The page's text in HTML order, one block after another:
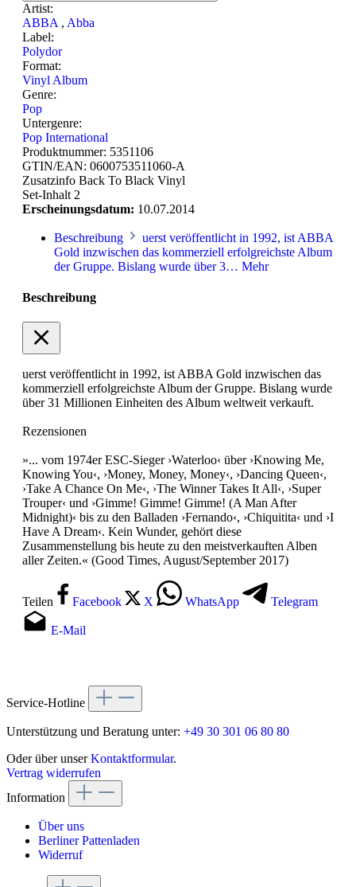
Artist:
ABBA , Abba
Label:
Polydor
Format:
Vinyl Album
Genre:
Pop
Untergenre:
Pop International
Produktnummer: 5351106
GTIN/EAN: 0600753511060-A
Zusatzinfo Back To Black Vinyl
Set-Inhalt 2
Erscheinungsdatum: 10.07.2014
Beschreibung
uerst veröffentlicht in 1992, ist ABBA
Gold inzwischen das kommerziell erfolgreichste Album
der Gruppe. Bislang wurde über 3… Mehr
Beschreibung
uerst veröffentlicht in 1992, ist ABBA Gold inzwischen das
kommerziell erfolgreichste Album der Gruppe. Bislang wurde
über 31 Millionen Einheiten des Album weltweit verkauft.
Rezensionen
»... vom 1974er ESC-Sieger ›Waterloo‹ über ›Knowing Me,
Knowing You‹, ›Money, Money, Money‹, ›Dancing Queen‹,
›Take A Chance On Me‹, ›The Winner Takes It All‹, ›Super
Trouper‹ und ›Gimme! Gimme! Gimme! (A Man After
Midnight)‹ bis zu den Balladen ›Fernando‹, ›Chiquitita‹ und ›I
Have A Dream‹. Kein Wunder, gehört diese
Zusammenstellung bis heute zu den meistverkauften Alben
aller Zeiten.« (Good Times, August/September 2017)
Teilen Facebook X WhatsApp Telegram
E-Mail
Service-Hotline
Unterstützung und Beratung unter: +49 30 301 06 80 80
Oder über unserKontaktformular.
Vertrag widerrufen
Information
Über uns
Berliner Pattenladen
Widerruf